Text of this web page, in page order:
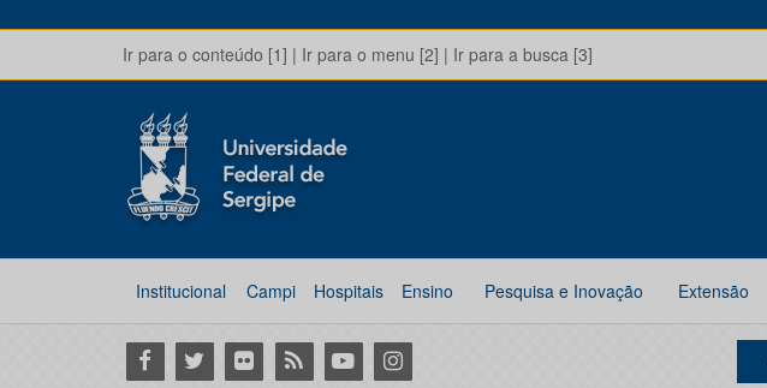
Ir para o conteúdo [1] | Ir para o menu [2] | Ir para a busca [3]
Institucional Campi Hospitais Ensino Pesquisa e Inovação Extensão
Facebook
Twitter Flickr RSS YoutubeInstagram